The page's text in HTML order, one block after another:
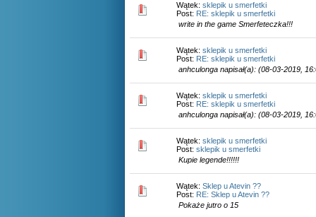
Wątek: sklepik u smerfetki
Post: RE: sklepik u smerfetki
write in the game Smerfeteczka!!!
Wątek: sklepik u smerfetki
Post: RE: sklepik u smerfetki
anhculonga napisał(a): (08-03-2019,
Wątek: sklepik u smerfetki
Post: RE: sklepik u smerfetki
anhculonga napisał(a): (08-03-2019,
Wątek: sklepik u smerfetki
Post: sklepik u smerfetki
Kupie legende!!!!!!
Wątek: Sklep u Atevin ??
Post: RE: Sklep u Atevin ??
Pokaże jutro o 15